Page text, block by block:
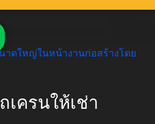
เครนให้เช่า